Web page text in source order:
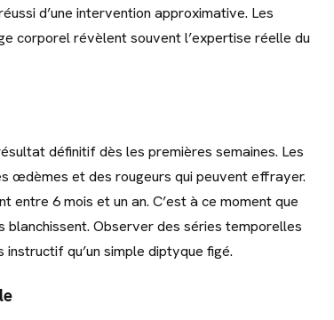
d’une intervention approximative. Les
corporel révèlent souvent l’expertise réelle du
définitif dès les premières semaines. Les
œdèmes et des rougeurs qui peuvent effrayer.
6 mois et un an. C’est à ce moment que
blanchissent. Observer des séries temporelles
qu’un simple diptyque figé.